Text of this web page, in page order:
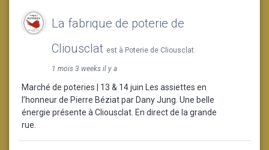
La fabrique de poterie de
Cliousclat est à Poterie de Cliousclat.
1 mois 3 weeks il y a
Marché de poteries | 13 & 14 juin Les assiettes en
l’honneur de Pierre Béziat par Dany Jung. Une belle
énergie présente à Cliousclat. En direct de la grande
rue.